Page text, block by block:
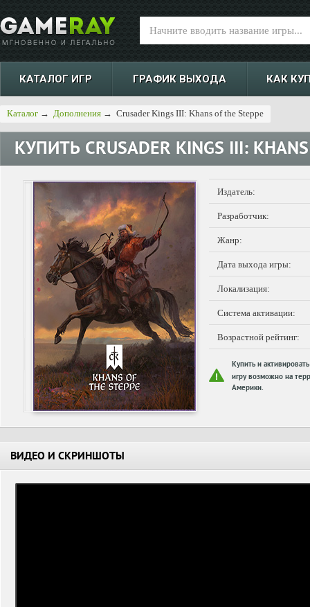
КАТАЛОГ ИГР ГРАФИК ВЫХОДА КАК
Каталог → Дополнения → Crusader Kings III: Khans of the Steppe
КУПИТЬ CRUSADER KINGS III:
Издатель:
Разработчик:
Жанр:
Дата выхода игры:
Локализация:
Система активации:
Возрастной рейтинг:
Купить и активировать
игру возможно на
Америки.
ВИДЕО И СКРИНШОТЫ